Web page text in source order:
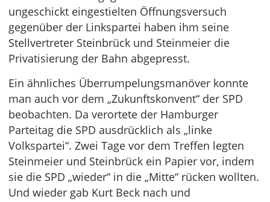
ungeschickt eingestielten Öffnungsversuch
gegenüber der Linkspartei haben ihm seine
Stellvertreter Steinbrück und Steinmeier die
Privatisierung der Bahn abgepresst.
Ein ähnliches Überrumpelungsmanöver konnte
man auch vor dem „Zukunftskonvent“ der SPD
beobachten. Da verortete der Hamburger
Parteitag die SPD ausdrücklich als „linke
Volkspartei“. Zwei Tage vor dem Treffen legten
Steinmeier und Steinbrück ein Papier vor, indem
sie die SPD „wieder“ in die „Mitte“ rücken wollten.
Und wieder gab Kurt Beck nach und